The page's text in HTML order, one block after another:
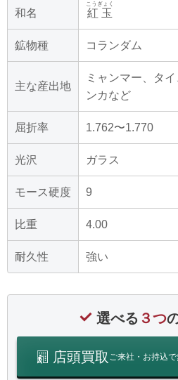
和名 紅玉
こうぎょく
鉱物種 コランダム
主な産出地
ミャンマー、タ
ンカなど
屈折率 1.762〜1.770
光沢 ガラス
モース硬度 9
比重 4.00
耐久性 強い
選べる ３つ
店頭買取 ご来社・お持込